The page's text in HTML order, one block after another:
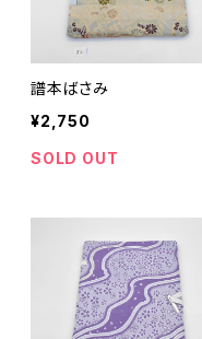
譜本ばさみ
¥2,750
SOLD OUT